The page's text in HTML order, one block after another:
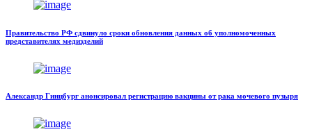
Правительство РФ сдвинуло сроки обновления данных об уполномоченных
представителях медизделий
Александр Гинцбург анонсировал регистрацию вакцины от рака мочевого пузыря